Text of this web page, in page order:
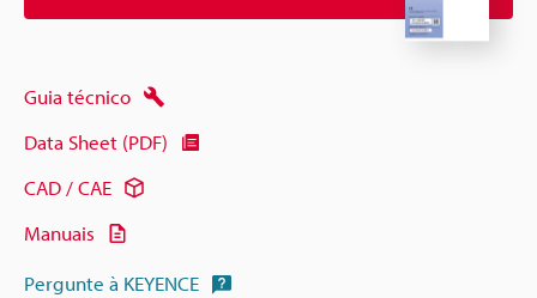
Guia técnico
Data Sheet (PDF)
CAD / CAE
Manuais
Pergunte à KEYENCE